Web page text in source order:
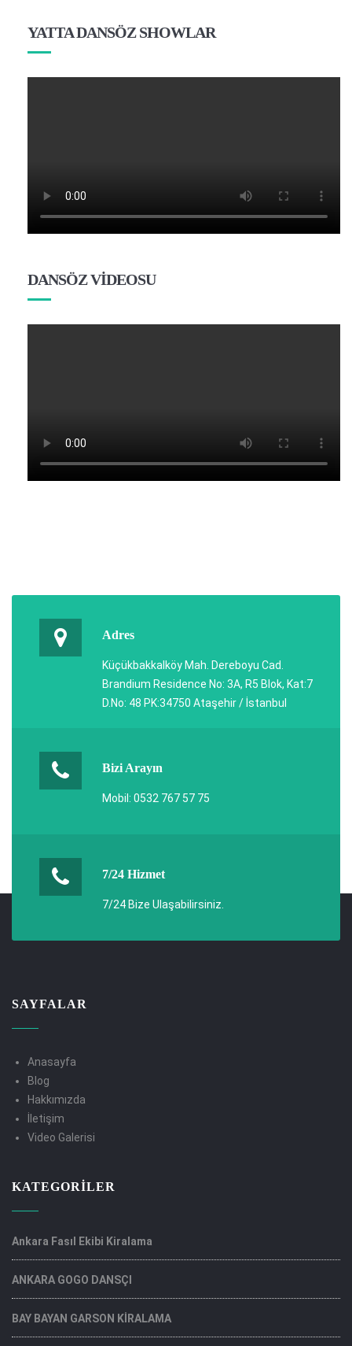
YATTA DANSÖZ SHOWLAR
DANSÖZ VİDEOSU
Adres
Küçükbakkalköy Mah. Dereboyu Cad.
Brandium Residence No: 3A, R5 Blok, Kat:7
D.No: 48 PK:34750 Ataşehir / İstanbul
Bizi Arayın
Mobil: 0532 767 57 75
7/24 Hizmet
7/24 Bize Ulaşabilirsiniz.
SAYFALAR
Anasayfa
Blog
Hakkımızda
İletişim
Video Galerisi
KATEGORILER
Ankara Fasıl Ekibi Kiralama
ANKARA GOGO DANSÇI
BAY BAYAN GARSON KİRALAMA